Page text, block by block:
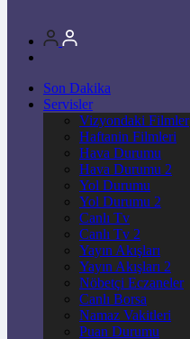
Son Dakika
Servisler
Vizyondaki Filmler
Haftanin Filmleri
Hava Durumu
Hava Durumu 2
Yol Durumu
Yol Durumu 2
Canlı Tv
Canlı Tv 2
Yayın Akışları
Yayın Akışları 2
Nöbetçi Eczaneler
Canlı Borsa
Namaz Vakitleri
Puan Durumu